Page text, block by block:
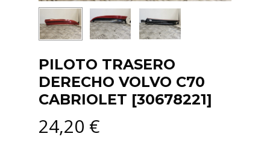
PILOTO TRASERO
DERECHO VOLVO C70
CABRIOLET [30678221]
24,20 €